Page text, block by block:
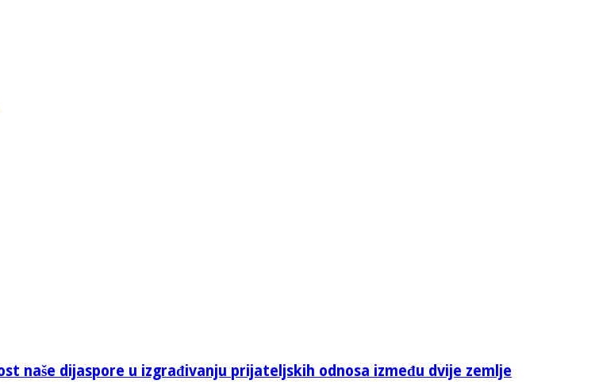
naše dijaspore u izgrađivanju prijateljskih odnosa između dvije zemlje